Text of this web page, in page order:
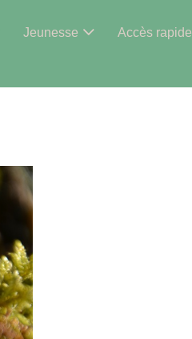
Jeunesse Accès rapide